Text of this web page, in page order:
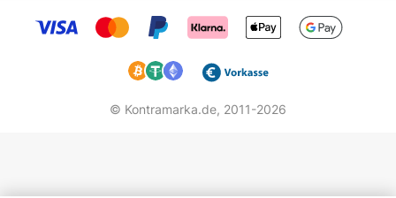
© Kontramarka.de, 2011-2026